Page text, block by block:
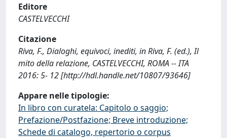
Editore
CASTELVECCHI
Citazione
Riva, F., Dialoghi, equivoci, inediti, in Riva, F. (ed.), Il
mito della relazione, CASTELVECCHI, ROMA -- ITA
2016: 5- 12 [http://hdl.handle.net/10807/93646]
Appare nelle tipologie:
In libro con curatela: Capitolo o saggio;
Prefazione/Postfazione; Breve introduzione;
Schede di catalogo, repertorio o corpus